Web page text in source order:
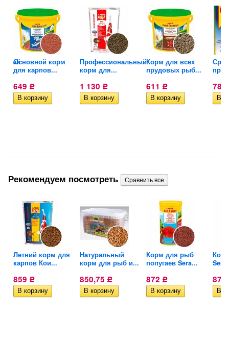
Основной корм
для карпов...
649 Р
Профессиональный
корм для...
1 130 Р
Корм для всех
прудовых рыб...
611 Р 787
Рекомендуем посмотреть
Летний корм для
карпов Кои...
859 Р
Натуральный
корм для рыб и...
850,75 Р
Корм для рыб
попугаев Sera...
872 Р 875